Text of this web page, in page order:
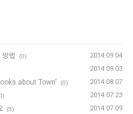
법 (0) 2014.09.04
2014.09.03
about Town' (0) 2014.08.07
2014.07.23
(5) 2014.07.09